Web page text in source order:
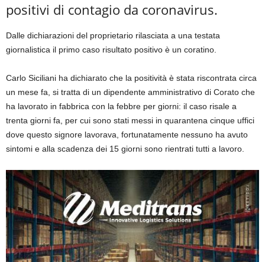
positivi di contagio da coronavirus.
Dalle dichiarazioni del proprietario rilasciata a una testata
giornalistica il primo caso risultato positivo è un coratino.
Carlo Siciliani ha dichiarato che la positività è stata riscontrata circa
un mese fa, si tratta di un dipendente amministrativo di Corato che
ha lavorato in fabbrica con la febbre per giorni: il caso risale a
trenta giorni fa, per cui sono stati messi in quarantena cinque uffici
dove questo signore lavorava, fortunatamente nessuno ha avuto
sintomi e alla scadenza dei 15 giorni sono rientrati tutti a lavoro.